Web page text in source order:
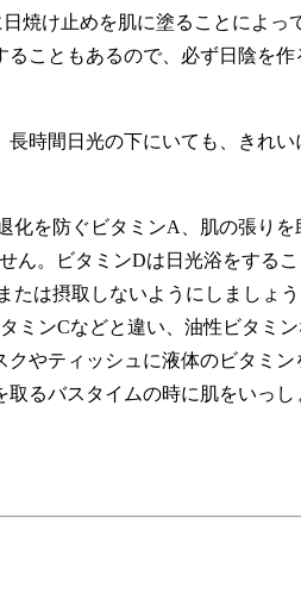
焼け止めを肌に塗ることによっ
こともあるので、必ず日陰を
時間日光の下にいても、きれ
を防ぐビタミンA、肌の張り
。ビタミンDは日光浴をする
は摂取しないようにしましょ
ミンCなどと違い、油性ビタミ
やティッシュに液体のビタミ
るバスタイムの時に肌をいっ